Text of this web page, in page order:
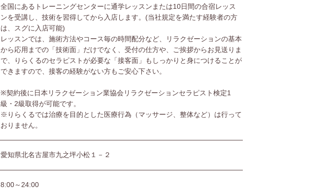
全国にあるトレーニングセンターに通学レッスンまたは10日間の合宿レッス
ンを受講し、技術を習得してから入店します。(当社規定を満たす経験者の方
は、スグに入店可能)
レッスンでは、施術方法やコース毎の時間配分など、リラクゼーションの基本
から応用までの「技術面」だけでなく、受付の仕方や、ご挨拶からお見送りま
で、りらくるのセラピストが必要な「接客面」もしっかりと身につけることが
できますので、接客の経験がない方もご安心下さい。
※契約後に日本リラクゼーション業協会リラクゼーションセラピスト検定1
級・2級取得が可能です。
※りらくるでは治療を目的とした医療行為（マッサージ、整体など）は行って
おりません。
愛知県北名古屋市九之坪小松１－２
8:00～24:00